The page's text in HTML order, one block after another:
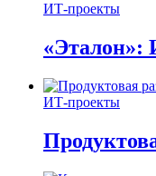
ИТ-проекты
«Эталон»:
ИТ-проекты